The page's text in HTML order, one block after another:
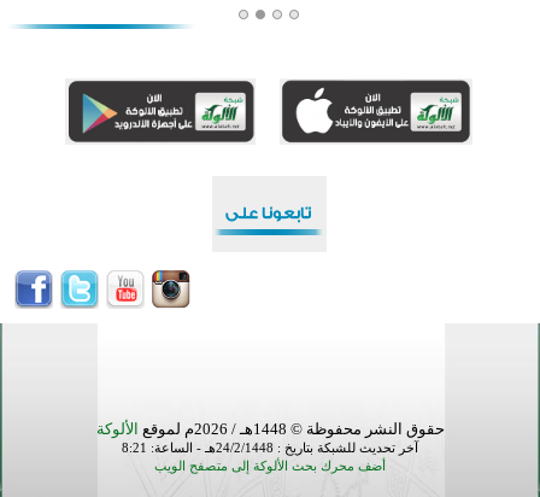
أكبر مشروع إسلامي في ريف أستراليا يفتتح أبوابه بعد سنوات من العمل والعطاء
اختتام الدورة التاسعة لمسابقة حفظ وتلاوة القرآن الكريم في أزناكاييف
حقوق النشر محفوظة © 1448هـ / 2026م لموقع الألوكة
آخر تحديث للشبكة بتاريخ : 24/2/1448هـ - الساعة: 8:21
أضف محرك بحث الألوكة إلى متصفح الويب